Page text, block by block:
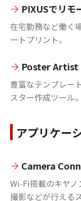
PIXUSでリモ
在宅勤務など働く
ートプリント。
Poster Artist
豊富なテンプレー
スター作成ツール。
アプリケー
Camera
Wi-Fi搭載のキヤ
撮影などが行える